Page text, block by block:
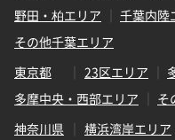
野田・柏エリア
千葉内陸
その他千葉エリア
東京都
23区エリア
多摩中央・西部エリア
そ
神奈川県
横浜湾岸エリア